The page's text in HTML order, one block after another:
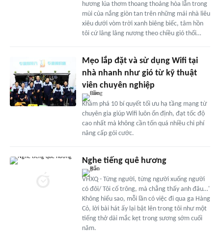
hương lúa thơm thoang thoảng hòa lẫn trong
mùi của nắng giòn tan trên những mái nhà liêu
xiêu dưới vòm trời xanh biêng biếc, tâm hồn
tôi cứ lâng lâng nương theo chiều gió thổi…
Mẹo lắp đặt và sử dụng Wifi tại
nhà nhanh như gió từ kỹ thuật
viên chuyên nghiệp
Khám phá 10 bí quyết tối ưu hạ tầng mạng từ
chuyên gia giúp Wifi luôn ổn định, đạt tốc độ
cao nhất mà không cần tốn quá nhiều chi phí
nâng cấp gói cước.
Nghe tiếng quê hương
VHXQ - Từng người, từng người xuống người
có đôi/ Tôi cố trông, mà chẳng thấy anh đâu…'
Không hiểu sao, mỗi lần có việc đi qua ga Hàng
Cỏ, lời bài hát ấy lại bật lên trong tôi như một
tiếng thở dài mắc kẹt trong sương sớm cuối
năm.